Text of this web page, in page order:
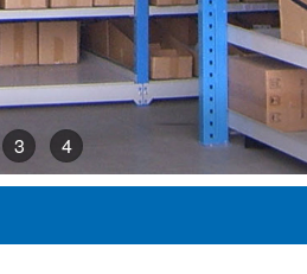
3 4